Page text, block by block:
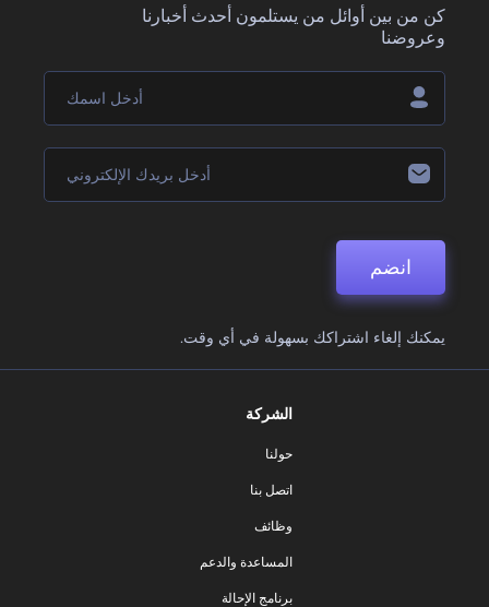
كن من بين أوائل من يستلمون أحدث أخبارنا
وعروضنا
انضم
يمكنك إلغاء اشتراكك بسهولة في أي وقت.
الشركة
حولنا
اتصل بنا
وظائف
المساعدة والدعم
برنامج الإحالة